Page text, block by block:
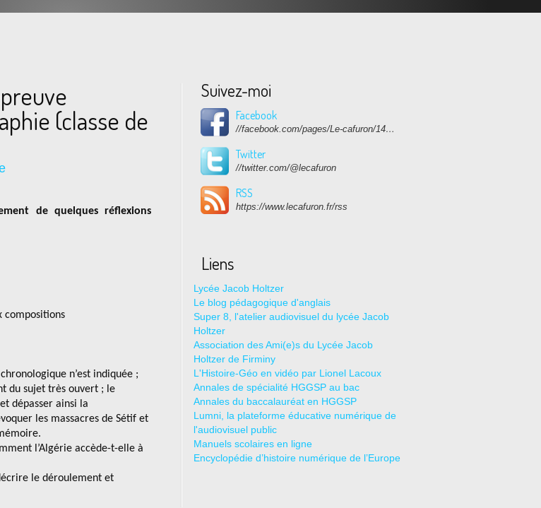
(classe de
de quelques réflexions
compositions
n’est indiquée ;
du sujet très ouvert ; le
dépasser ainsi la
les massacres de Sétif et
l’Algérie accède-t-elle à
le déroulement et
Suivez-moi
Facebook
//facebook.com/pages/Le-cafuron/1415682768741632
Twitter
//twitter.com/@lecafuron
RSS
https://www.lecafuron.fr/rss
Liens
Lycée Jacob Holtzer
Le blog pédagogique d'anglais
Super 8, l'atelier audiovisuel du lycée Jacob
Holtzer
Association des Ami(e)s du Lycée Jacob
Holtzer de Firminy
L'Histoire-Géo en vidéo par Lionel Lacoux
Annales de spécialité HGGSP au bac
Annales du baccalauréat en HGGSP
Lumni, la plateforme éducative numérique de
l'audiovisuel public
Manuels scolaires en ligne
Encyclopédie d’histoire numérique de l’Europe